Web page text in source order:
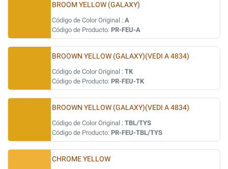
BROOM YELLOW (GALAXY)
Código de Color Original : A
Código de Producto: PR-FEU-A
BROOWN YELLOW (GALAXY)(VEDI A 4834)
Código de Color Original : TK
Código de Producto: PR-FEU-TK
BROOWN YELLOW (GALAXY)(VEDI A 4834)
Código de Color Original : TBL/TYS
Código de Producto: PR-FEU-TBL/TYS
CHROME YELLOW